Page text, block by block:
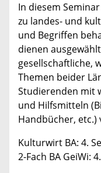
In diesem
zu landes- und
und Begriffen
dienen
gesellschaftliche,
Themen beider
Studierenden mit
und Hilfsmitteln
Handbücher,
Kulturwirt BA: 4.
2-Fach BA GeiWi: